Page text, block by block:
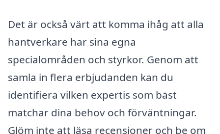
Det är också värt att komma ihåg att alla
hantverkare har sina egna
specialområden och styrkor. Genom att
samla in flera erbjudanden kan du
identifiera vilken expertis som bäst
matchar dina behov och förväntningar.
Glöm inte att läsa recensioner och be om